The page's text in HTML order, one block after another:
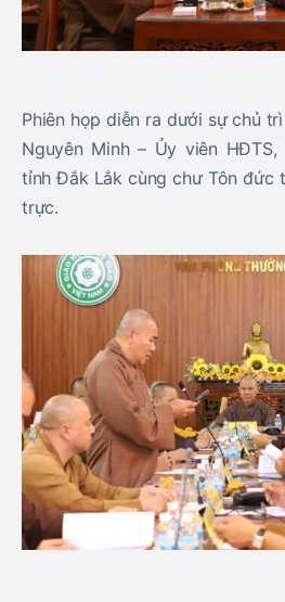
Phiên họp diễn ra dưới sự chủ
Nguyên Minh – Ủy viên HĐTS,
tỉnh Đắk Lắk cùng chư Tôn đức
trực.